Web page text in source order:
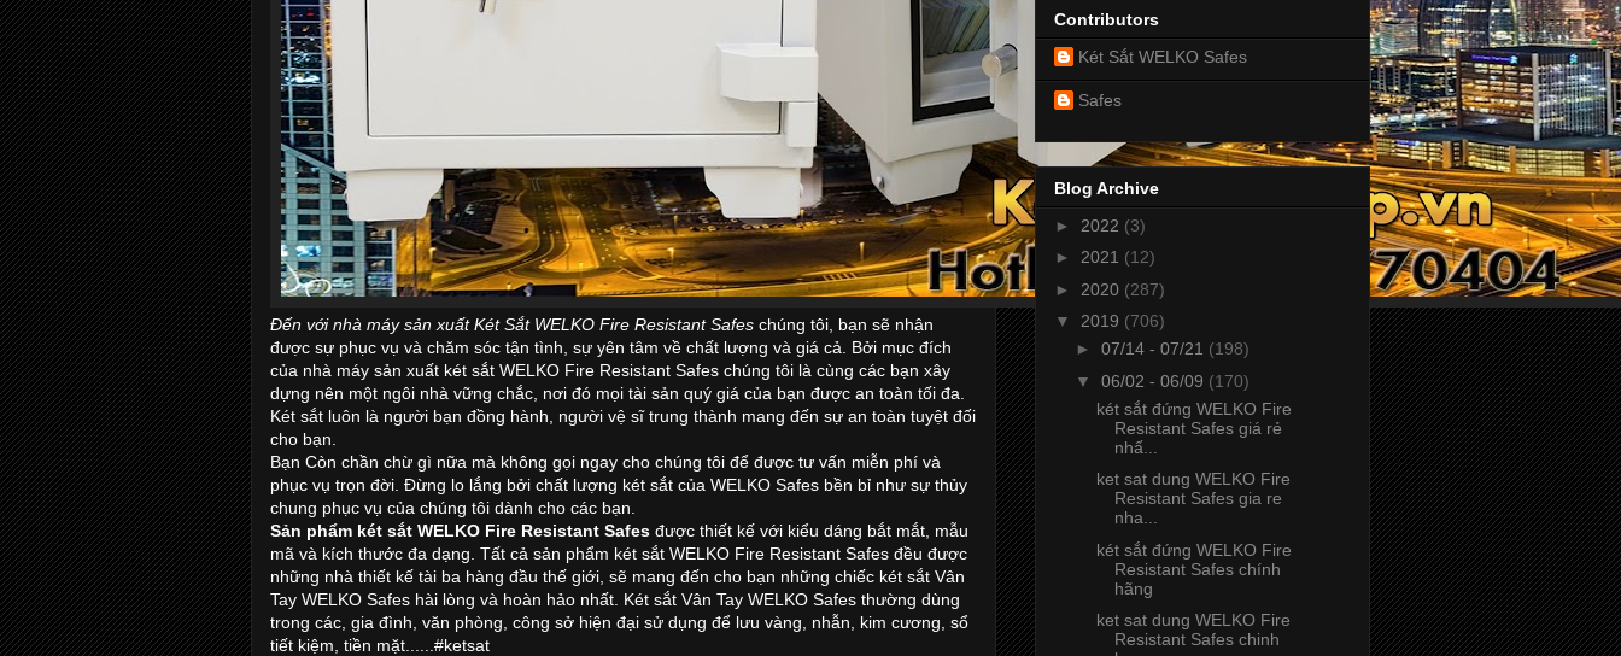
Đến với nhà máy sản xuất Két Sắt WELKO Fire Resistant Safes chúng tôi, bạn sẽ nhận
được sự phục vụ và chăm sóc tận tình, sự yên tâm về chất lượng và giá cả. Bởi mục đích
của nhà máy sản xuất két sắt WELKO Fire Resistant Safes chúng tôi là cùng các bạn xây
dựng nên một ngôi nhà vững chắc, nơi đó mọi tài sản quý giá của bạn được an toàn tối đa.
Két sắt luôn là người bạn đồng hành, người vệ sĩ trung thành mang đến sự an toàn tuyệt đối
cho bạn.
Bạn Còn chần chừ gì nữa mà không gọi ngay cho chúng tôi để được tư vấn miễn phí và
phục vụ trọn đời. Đừng lo lắng bởi chất lượng két sắt của WELKO Safes bền bỉ như sự thủy
chung phục vụ của chúng tôi dành cho các bạn.
Sản phẩm két sắt WELKO Fire Resistant Safes được thiết kế với kiểu dáng bắt mắt, mẫu
mã và kích thước đa dạng. Tất cả sản phẩm két sắt WELKO Fire Resistant Safes đều được
những nhà thiết kế tài ba hàng đầu thế giới, sẽ mang đến cho bạn những chiếc két sắt Vân
Tay WELKO Safes hài lòng và hoàn hảo nhất. Két sắt Vân Tay WELKO Safes thường dùng
trong các, gia đình, văn phòng, công sở hiện đại sử dụng để lưu vàng, nhẫn, kim cương, sổ
tiết kiệm, tiền mặt......#ketsat
Contributors
Két Sắt WELKO Safes
Safes
Blog Archive
► 2022 (3)
► 2021 (12)
► 2020 (287)
▼ 2019 (706)
► 07/14 - 07/21 (198)
▼ 06/02 - 06/09 (170)
két sắt đứng WELKO Fire
Resistant Safes giá rẻ
nhấ...
ket sat dung WELKO Fire
Resistant Safes gia re
nha...
két sắt đứng WELKO Fire
Resistant Safes chính
hãng
ket sat dung WELKO Fire
Resistant Safes chinh